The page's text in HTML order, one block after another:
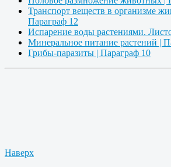
Транспорт веществ в организме
Параграф 12
Испарение воды растениями.
Минеральное питание растений |
Грибы-паразиты | Параграф 10
Наверх